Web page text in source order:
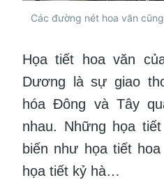
Các đường nét hoa văn
Họa tiết hoa văn
Dương là sự giao
hóa Đông và Tây
nhau. Những họa
biến như họa tiết
họa tiết kỷ hà…